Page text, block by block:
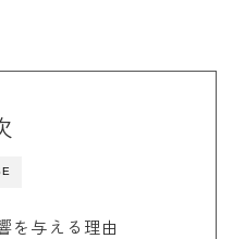
を与える理由